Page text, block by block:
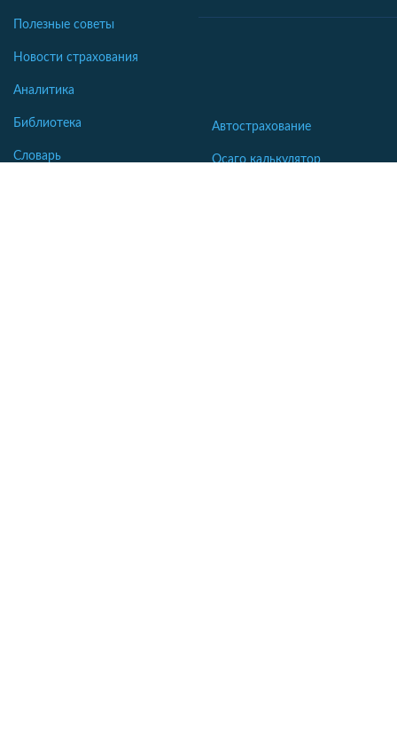
Полезные советы
Новости страхования
Аналитика
Библиотека
Словарь
Автострахование
Осаго калькулятор